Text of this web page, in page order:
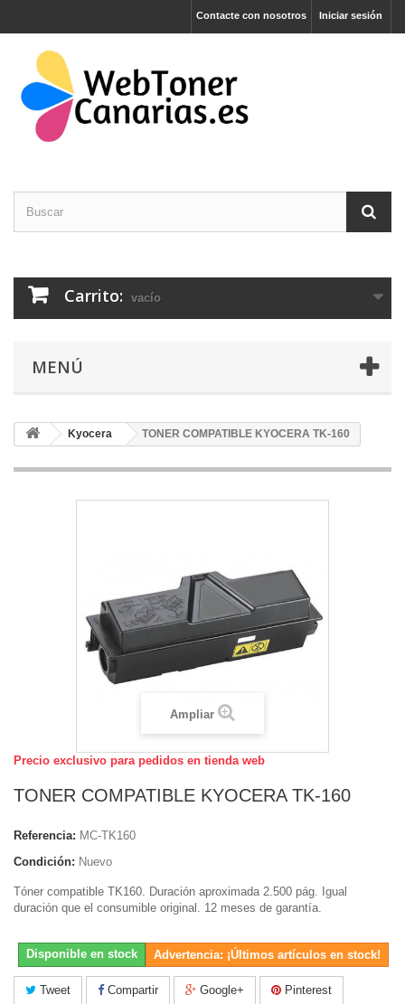
Iniciar sesión
Contacte con nosotros
Carrito: vacío
MENÚ
Kyocera TONER COMPATIBLE KYOCERA TK-160
Ampliar
Precio exclusivo para pedidos en tienda web
TONER COMPATIBLE KYOCERA TK-160
Referencia: MC-TK160
Condición: Nuevo
Tóner compatible TK160. Duración aproximada 2.500 pág. Igual
duración que el consumible original. 12 meses de garantía.
Disponible en stock Advertencia: ¡Últimos artículos en stock!
Tweet Compartir Google+ Pinterest